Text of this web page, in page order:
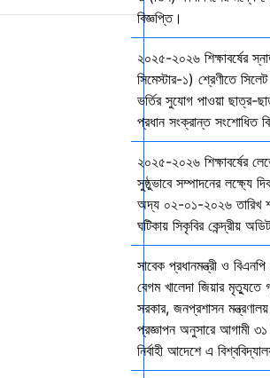
বিজ্ঞপ্তি।
২০২৫-২০২৬ শিক্ষাবর্ষের
সিমেস্টার-১) শ্রেণীতে
ভর্তির সুযোগ পাওয়া ছাত্র-
প্রধান সংক্রান্ত সংশোধিত
২০২৫-২০২৬ শিক্ষাবর্ষের
সুষ্ঠুভাবে সম্পাদনের লক্ষ্যে
অদ্য ০২-০১-২০২৬ তারিখ
ঘটিকায় সিকৃবির কেন্দ্রীয়
সাবেক প্রধানমন্ত্রী ও বিএনপি
বেগম খালেদা জিয়ার মৃত্যুতে
সরকার, জনপ্রশাসন
প্রজ্ঞাপন অনুসারে আগামী
নির্বাহী আদেশে এ